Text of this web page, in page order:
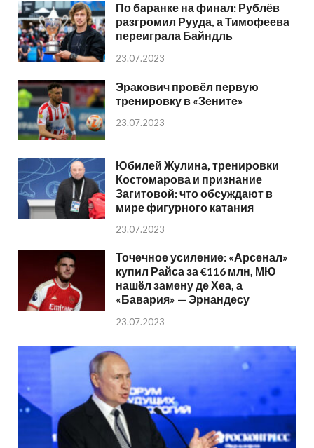
По баранке на финал: Рублёв
разгромил Рууда, а Тимофеева
переиграла Байндль
23.07.2023
Эракович провёл первую
тренировку в «Зените»
23.07.2023
Юбилей Жулина, тренировки
Костомарова и признание
Загитовой: что обсуждают в
мире фигурного катания
23.07.2023
Точечное усиление: «Арсенал»
купил Райса за €116 млн, МЮ
нашёл замену де Хеа, а
«Бавария» — Эрнандесу
23.07.2023